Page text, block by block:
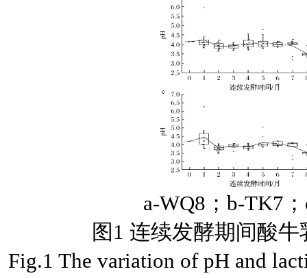
a-WQ8；b-TK7
图1 连续发酵期间酸
Fig.1 The variation of pH and